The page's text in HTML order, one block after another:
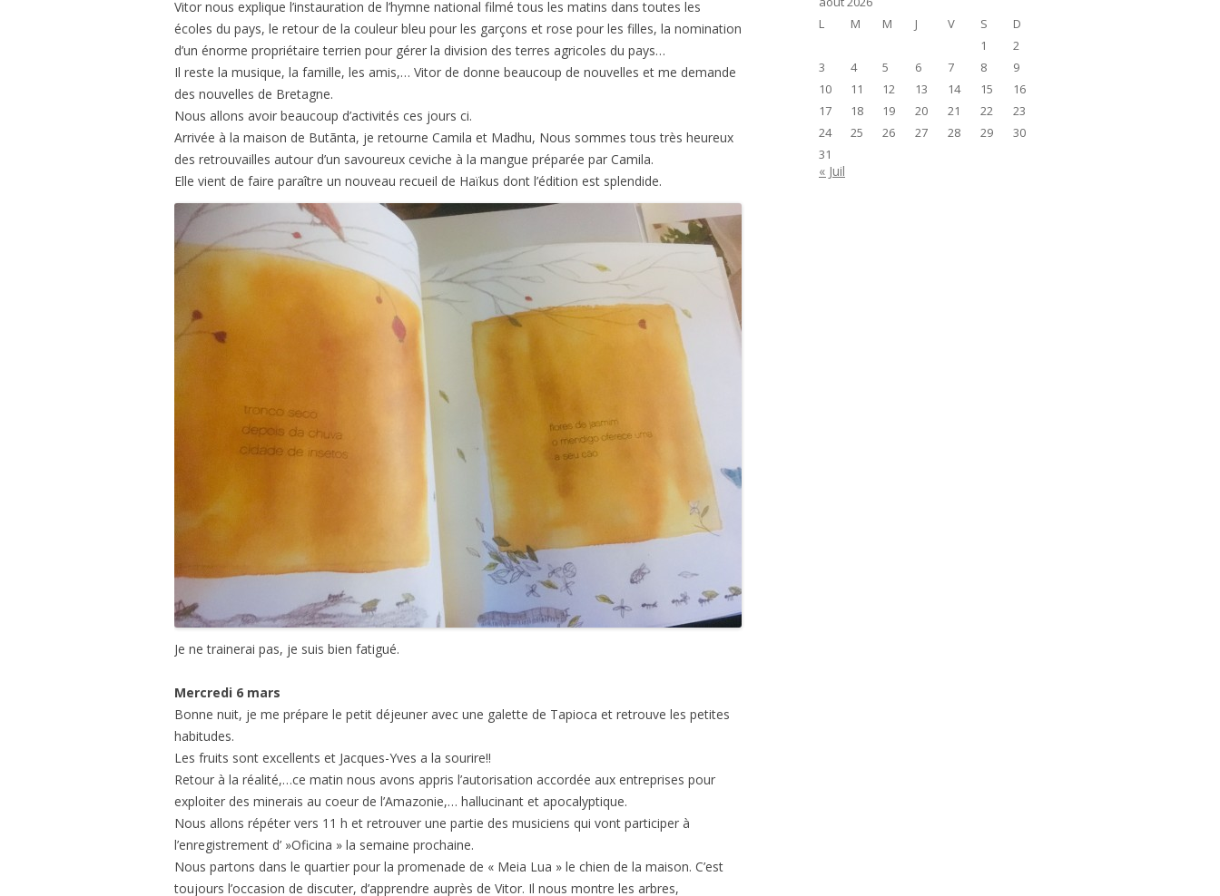
Vitor nous explique l’instauration de l’hymne national filmé tous les matins dans toutes les
écoles du pays, le retour de la couleur bleu pour les garçons et rose pour les filles, la nomination
d’un énorme propriétaire terrien pour gérer la division des terres agricoles du pays…
Il reste la musique, la famille, les amis,… Vitor de donne beaucoup de nouvelles et me demande
des nouvelles de Bretagne.
Nous allons avoir beaucoup d’activités ces jours ci.
Arrivée à la maison de Butãnta, je retourne Camila et Madhu, Nous sommes tous très heureux
des retrouvailles autour d’un savoureux ceviche à la mangue préparée par Camila.
Elle vient de faire paraître un nouveau recueil de Haïkus dont l’édition est splendide.
Je ne trainerai pas, je suis bien fatigué.
Mercredi 6 mars
Bonne nuit, je me prépare le petit déjeuner avec une galette de Tapioca et retrouve les petites
habitudes.
Les fruits sont excellents et Jacques-Yves a la sourire!!
Retour à la réalité,…ce matin nous avons appris l’autorisation accordée aux entreprises pour
exploiter des minerais au coeur de l’Amazonie,… hallucinant et apocalyptique.
Nous allons répéter vers 11 h et retrouver une partie des musiciens qui vont participer à
l’enregistrement d’ »Oficina » la semaine prochaine.
Nous partons dans le quartier pour la promenade de « Meia Lua » le chien de la maison. C’est
toujours l’occasion de discuter, d’apprendre auprès de Vitor. Il nous montre les arbres,
L
M M J V S
D
1
2
3
4 5 6 7 8
9
10
11 12 13 14 15
16
17
18 19 20 21 22
23
24
25 26 27 28 29
30
31
« Juil